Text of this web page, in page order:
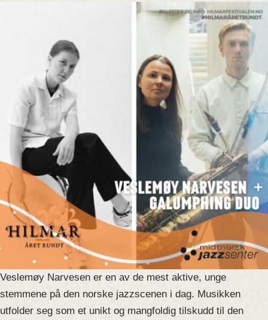
Veslemøy Narvesen er en av de mest aktive, unge
stemmene på den norske jazzscenen i dag. Musikken
utfolder seg som et unikt og mangfoldig tilskudd til den